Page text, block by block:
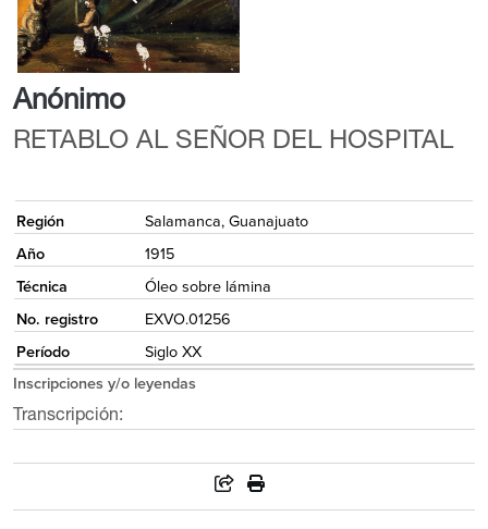
Anónimo
RETABLO AL SEÑOR DEL HOSPITAL
Región
Salamanca, Guanajuato
Año
1915
Técnica
Óleo sobre lámina
No. registro
EXVO.01256
Período
Siglo XX
Inscripciones y/o leyendas
Transcripción: